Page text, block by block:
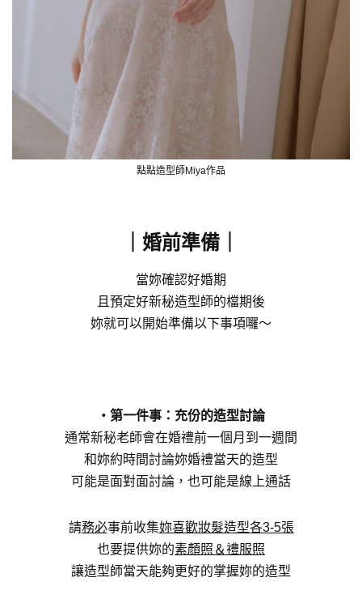
點點造型師Miya作品
｜婚前準備｜
當妳確認好婚期
且預定好新秘造型師的檔期後
妳就可以開始準備以下事項囉～
・第一件事：充份的造型討論
通常新秘老師會在婚禮前一個月到一週間
和妳約時間討論妳婚禮當天的造型
可能是面對面討論，也可能是線上通話
請務必事前收集妳喜歡妝髮造型各3-5張
也要提供妳的素顏照＆禮服照
讓造型師當天能夠更好的掌握妳的造型